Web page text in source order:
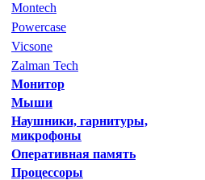
Montech
Powercase
Vicsone
Zalman Tech
Монитор
Мыши
Наушники, гарнитуры,
микрофоны
Оперативная память
Процессоры